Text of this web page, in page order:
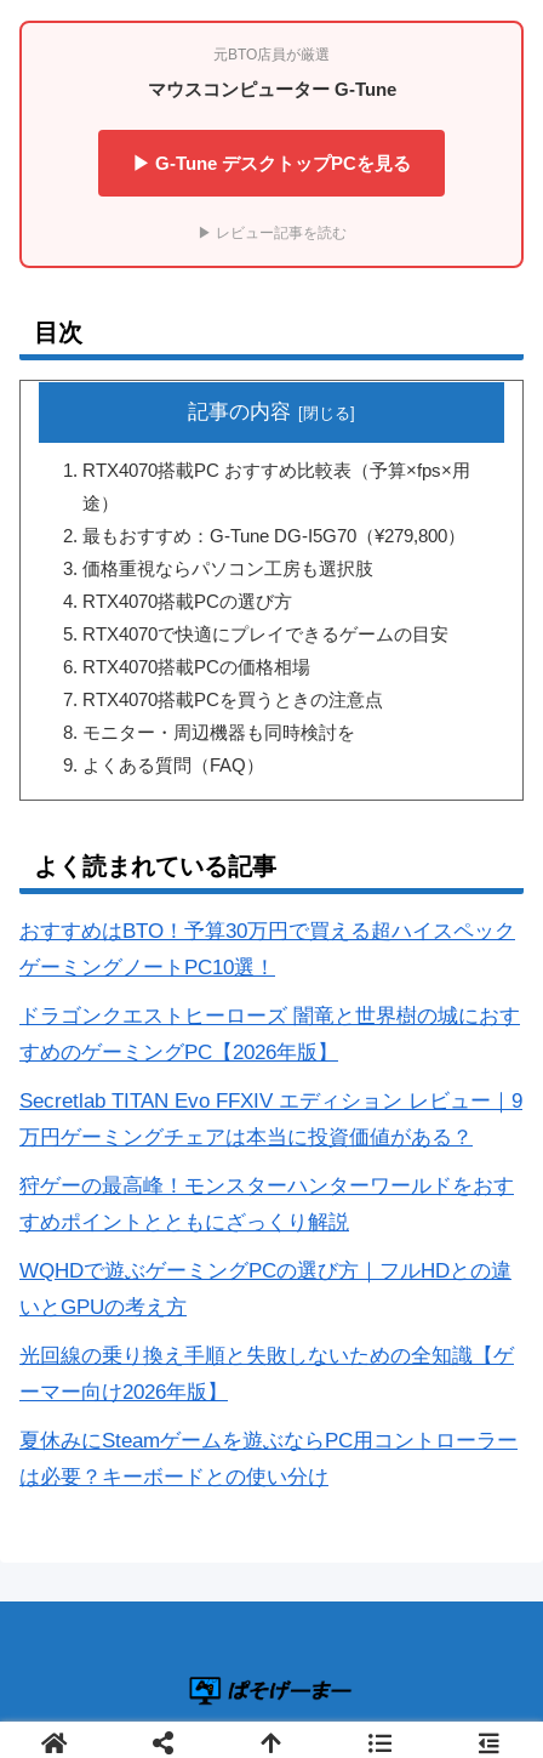
元BTO店員が厳選
マウスコンピューター G-Tune
▶ G-Tune デスクトップPCを見る
▶ レビュー記事を読む
目次
記事の内容
RTX4070搭載PC おすすめ比較表（予算×fps×用
途）
最もおすすめ：G-Tune DG-I5G70（¥279,800）
価格重視ならパソコン工房も選択肢
RTX4070搭載PCの選び方
RTX4070で快適にプレイできるゲームの目安
RTX4070搭載PCの価格相場
RTX4070搭載PCを買うときの注意点
モニター・周辺機器も同時検討を
よくある質問（FAQ）
よく読まれている記事
おすすめはBTO！予算30万円で買える超ハイスペック
ゲーミングノートPC10選！
ドラゴンクエストヒーローズ 闇竜と世界樹の城におす
すめのゲーミングPC【2026年版】
Secretlab TITAN Evo FFXIV エディション レビュー｜9
万円ゲーミングチェアは本当に投資価値がある？
狩ゲーの最高峰！モンスターハンターワールドをおす
すめポイントとともにざっくり解説
WQHDで遊ぶゲーミングPCの選び方｜フルHDとの違
いとGPUの考え方
光回線の乗り換え手順と失敗しないための全知識【ゲ
ーマー向け2026年版】
夏休みにSteamゲームを遊ぶならPC用コントローラー
は必要？キーボードとの使い分け
© 2019 ぱそげーまー.